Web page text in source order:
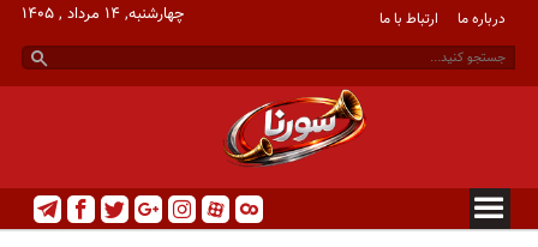
درباره ما ارتباط با ما چهارشنبه, ۱۴ مرداد , ۱۴۰۵